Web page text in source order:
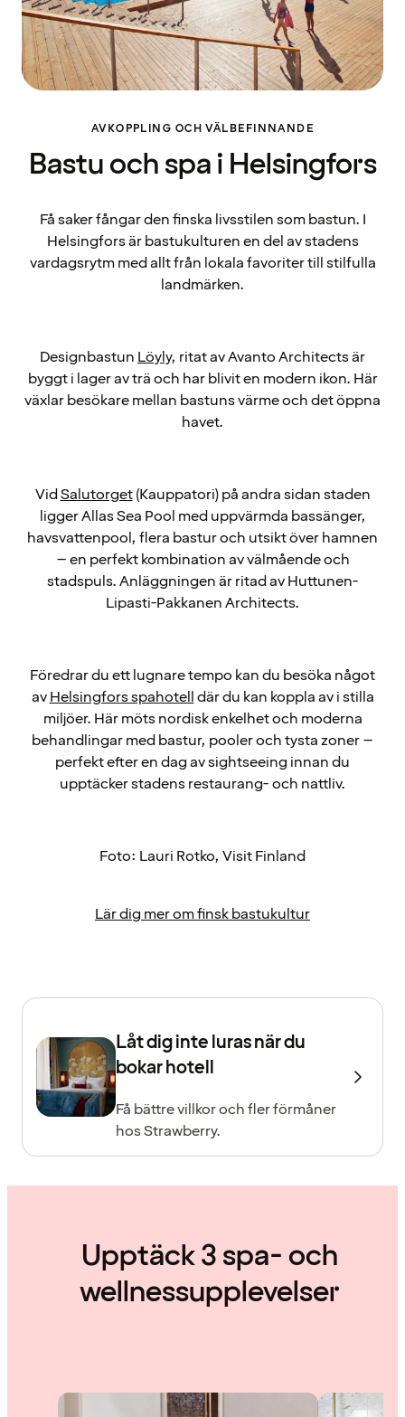
AVKOPPLING OCH VÄLBEFINNANDE
Bastu och spa i Helsingfors
Få saker fångar den finska livsstilen som bastun. I
Helsingfors är bastukulturen en del av stadens
vardagsrytm med allt från lokala favoriter till stilfulla
landmärken.
Designbastun Löyly, ritat av Avanto Architects är
byggt i lager av trä och har blivit en modern ikon. Här
växlar besökare mellan bastuns värme och det öppna
havet.
VidSalutorget(Kauppatori) på andra sidan staden
ligger Allas Sea Pool med uppvärmda bassänger,
havsvattenpool, flera bastur och utsikt över hamnen
– en perfekt kombination av välmående och
stadspuls. Anläggningen är ritad av Huttunen-
Lipasti-Pakkanen Architects.
Föredrar du ett lugnare tempo kan du besöka något
avHelsingfors spahotelldär du kan koppla av i stilla
miljöer. Här möts nordisk enkelhet och moderna
behandlingar med bastur, pooler och tysta zoner –
perfekt efter en dag av sightseeing innan du
upptäcker stadens restaurang- och nattliv.
Foto: Lauri Rotko, Visit Finland
Lär dig mer om finsk bastukultur
Låt dig inte luras när du
bokar hotell
Få bättre villkor och fler förmåner
hos Strawberry.
Upptäck 3 spa- och
wellnessupplevelser